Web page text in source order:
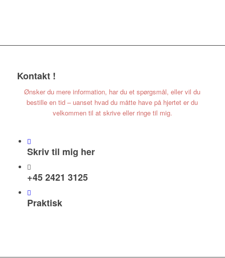
Kontakt !
Ønsker du mere information, har du et spørgsmål, eller vil du
bestille en tid – uanset hvad du måtte have på hjertet er du
velkommen til at skrive eller ringe til mig.
Skriv til mig her
+45 2421 3125
Praktisk